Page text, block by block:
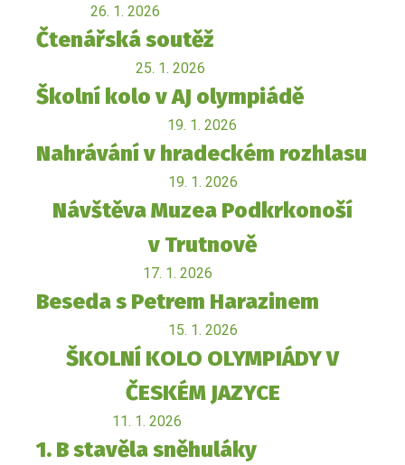
26. 1. 2026
Čtenářská soutěž
25. 1. 2026
Školní kolo v AJ olympiádě
19. 1. 2026
Nahrávání v hradeckém rozhlasu
19. 1. 2026
Návštěva Muzea Podkrkonoší
v Trutnově
17. 1. 2026
Beseda s Petrem Harazinem
15. 1. 2026
ŠKOLNÍ KOLO OLYMPIÁDY V
ČESKÉM JAZYCE
11. 1. 2026
1. B stavěla sněhuláky